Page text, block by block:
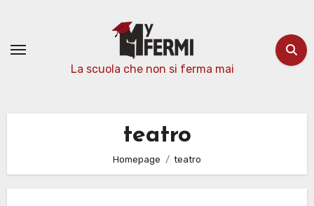
contenuto
La scuola che non si ferma mai
teatro
Homepage teatro